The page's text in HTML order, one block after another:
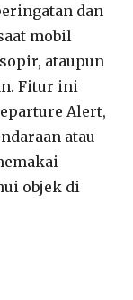
dan
mobil
ataupun
Fitur ini
Alert,
atau
objek di